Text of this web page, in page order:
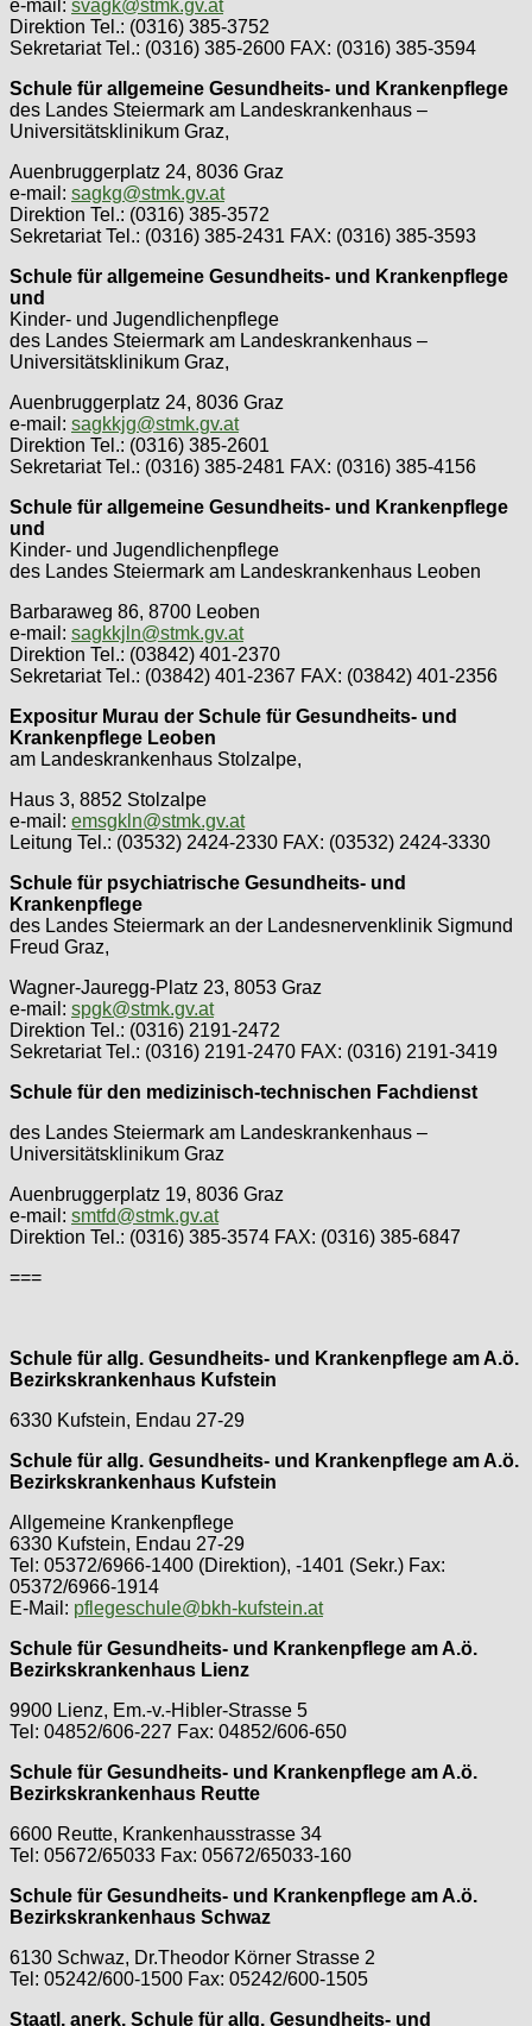
e-mail: svagk@stmk.gv.at
Direktion Tel.: (0316) 385-3752
Sekretariat Tel.: (0316) 385-2600 FAX: (0316) 385-3594
Schule für allgemeine Gesundheits- und Krankenpflege
des Landes Steiermark am Landeskrankenhaus –
Universitätsklinikum Graz,
Auenbruggerplatz 24, 8036 Graz
e-mail: sagkg@stmk.gv.at
Direktion Tel.: (0316) 385-3572
Sekretariat Tel.: (0316) 385-2431 FAX: (0316) 385-3593
Schule für allgemeine Gesundheits- und Krankenpflege
und
Kinder- und Jugendlichenpflege
des Landes Steiermark am Landeskrankenhaus –
Universitätsklinikum Graz,
Auenbruggerplatz 24, 8036 Graz
e-mail: sagkkjg@stmk.gv.at
Direktion Tel.: (0316) 385-2601
Sekretariat Tel.: (0316) 385-2481 FAX: (0316) 385-4156
Schule für allgemeine Gesundheits- und Krankenpflege
und
Kinder- und Jugendlichenpflege
des Landes Steiermark am Landeskrankenhaus Leoben
Barbaraweg 86, 8700 Leoben
e-mail: sagkkjln@stmk.gv.at
Direktion Tel.: (03842) 401-2370
Sekretariat Tel.: (03842) 401-2367 FAX: (03842) 401-2356
Expositur Murau der Schule für Gesundheits- und
Krankenpflege Leoben
am Landeskrankenhaus Stolzalpe,
Haus 3, 8852 Stolzalpe
e-mail: emsgkln@stmk.gv.at
Leitung Tel.: (03532) 2424-2330 FAX: (03532) 2424-3330
Schule für psychiatrische Gesundheits- und
Krankenpflege
des Landes Steiermark an der Landesnervenklinik Sigmund
Freud Graz,
Wagner-Jauregg-Platz 23, 8053 Graz
e-mail: spgk@stmk.gv.at
Direktion Tel.: (0316) 2191-2472
Sekretariat Tel.: (0316) 2191-2470 FAX: (0316) 2191-3419
Schule für den medizinisch-technischen Fachdienst
des Landes Steiermark am Landeskrankenhaus –
Universitätsklinikum Graz
Auenbruggerplatz 19, 8036 Graz
e-mail: smtfd@stmk.gv.at
Direktion Tel.: (0316) 385-3574 FAX: (0316) 385-6847
===
Schule für allg. Gesundheits- und Krankenpflege am A.ö.
Bezirkskrankenhaus Kufstein
6330 Kufstein, Endau 27-29
Schule für allg. Gesundheits- und Krankenpflege am A.ö.
Bezirkskrankenhaus Kufstein
Allgemeine Krankenpflege
6330 Kufstein, Endau 27-29
Tel: 05372/6966-1400 (Direktion), -1401 (Sekr.) Fax:
05372/6966-1914
E-Mail: pflegeschule@bkh-kufstein.at
Schule für Gesundheits- und Krankenpflege am A.ö.
Bezirkskrankenhaus Lienz
9900 Lienz, Em.-v.-Hibler-Strasse 5
Tel: 04852/606-227 Fax: 04852/606-650
Schule für Gesundheits- und Krankenpflege am A.ö.
Bezirkskrankenhaus Reutte
6600 Reutte, Krankenhausstrasse 34
Tel: 05672/65033 Fax: 05672/65033-160
Schule für Gesundheits- und Krankenpflege am A.ö.
Bezirkskrankenhaus Schwaz
6130 Schwaz, Dr.Theodor Körner Strasse 2
Tel: 05242/600-1500 Fax: 05242/600-1505
Staatl. anerk. Schule für allg. Gesundheits- und